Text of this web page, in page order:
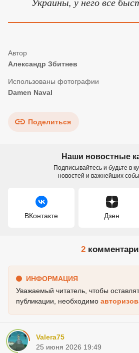
Александр Збитнев
Damen Naval
Поделиться
Наши новостные
Подписывайтесь и будьте в
новостей и важнейших
ВКонтакте Дзен
2
ИНФОРМАЦИЯ
Уважаемый читатель, чтобы
публикации, необходимо
Valera75
25 июня 2026 19:49